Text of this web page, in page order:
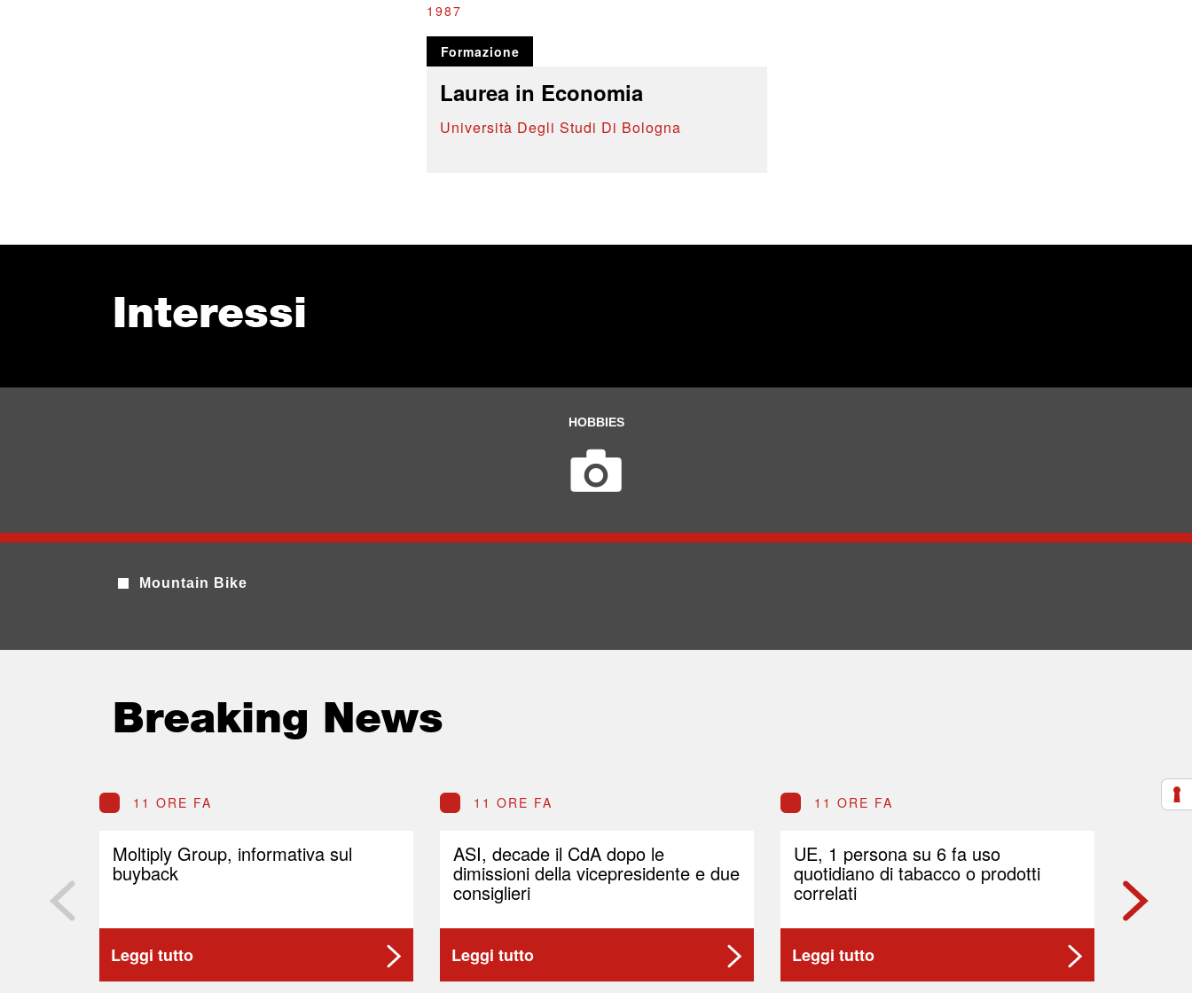
1987
Formazione
Laurea in Economia
Università Degli Studi Di Bologna
Interessi
HOBBIES
Mountain Bike
Breaking News
11 ORE FA
Moltiply Group, informativa sul
buyback
Leggi tutto
11 ORE FA
ASI, decade il CdA dopo le
dimissioni della vicepresidente e due
consiglieri
Leggi tutto
11 ORE FA
UE, 1 persona su 6 fa uso
quotidiano di tabacco o prodotti
correlati
Leggi tutto
11